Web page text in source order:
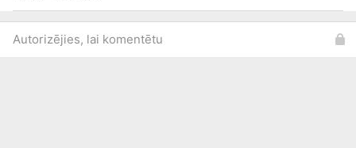
Autorizējies, lai komentētu